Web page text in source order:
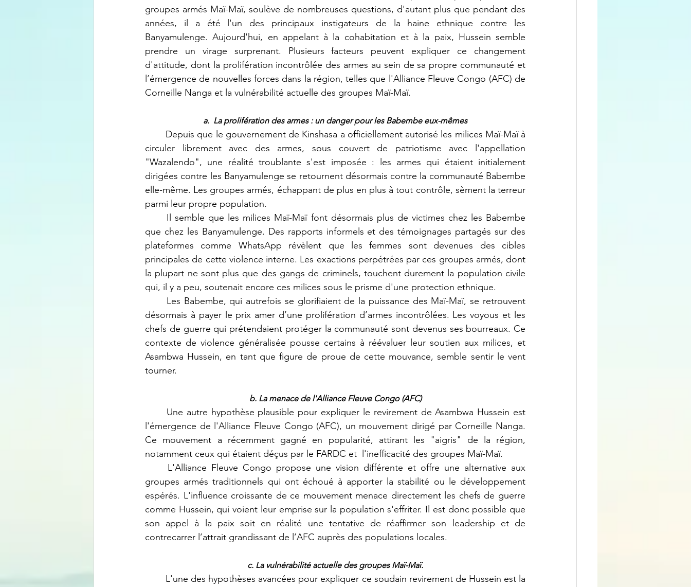
groupes armés Maï-Maï, soulève de nombreuses questions, d'autant plus que pendant des
années, il a été l'un des principaux instigateurs de la haine ethnique contre les
Banyamulenge. Aujourd'hui, en appelant à la cohabitation et à la paix, Hussein semble
prendre un virage surprenant. Plusieurs facteurs peuvent expliquer ce changement
d'attitude, dont la prolifération incontrôlée des armes au sein de sa propre communauté et
l’émergence de nouvelles forces dans la région, telles que l'Alliance Fleuve Congo (AFC) de
Corneille Nanga et la vulnérabilité actuelle des groupes Maï-Maï.
a. La prolifération des armes : un danger pour les Babembe eux-mêmes
circuler librement avec des armes, sous couvert de patriotisme avec l'appellation
"Wazalendo", une réalité troublante s'est imposée : les armes qui étaient initialement
dirigées contre les Banyamulenge se retournent désormais contre la communauté Babembe
elle-même. Les groupes armés, échappant de plus en plus à tout contrôle, sèment la terreur
parmi leur propre population.
que chez les Banyamulenge. Des rapports informels et des témoignages partagés sur des
plateformes comme WhatsApp révèlent que les femmes sont devenues des cibles
principales de cette violence interne. Les exactions perpétrées par ces groupes armés, dont
la plupart ne sont plus que des gangs de criminels, touchent durement la population civile
qui, il y a peu, soutenait encore ces milices sous le prisme d'une protection ethnique.
désormais à payer le prix amer d’une prolifération d’armes incontrôlées. Les voyous et les
chefs de guerre qui prétendaient protéger la communauté sont devenus ses bourreaux. Ce
contexte de violence généralisée pousse certains à réévaluer leur soutien aux milices, et
Asambwa Hussein, en tant que figure de proue de cette mouvance, semble sentir le vent
tourner.
b. La menace de l'Alliance Fleuve Congo (AFC)
l'émergence de l'Alliance Fleuve Congo (AFC), un mouvement dirigé par Corneille Nanga.
Ce mouvement a récemment gagné en popularité, attirant les "aigris" de la région,
notamment ceux qui étaient déçus par le FARDC et  l'inefficacité des groupes Maï-Maï.
groupes armés traditionnels qui ont échoué à apporter la stabilité ou le développement
espérés. L'influence croissante de ce mouvement menace directement les chefs de guerre
comme Hussein, qui voient leur emprise sur la population s'effriter. Il est donc possible que
son appel à la paix soit en réalité une tentative de réaffirmer son leadership et de
contrecarrer l’attrait grandissant de l’AFC auprès des populations locales.
c. La vulnérabilité actuelle des groupes Maï-Maï.